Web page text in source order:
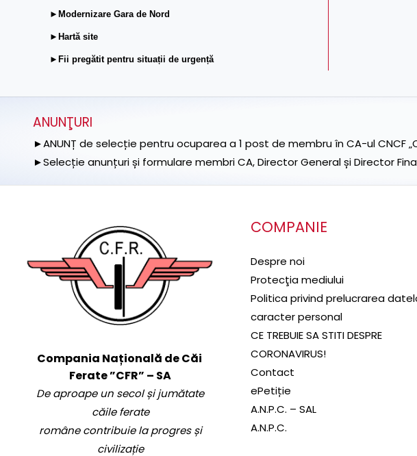
►Modernizare Gara de Nord
►Hartă site
►Fii pregătit pentru situații de urgență
ANUNŢURI
►ANUNȚ de selecție pentru ocuparea a 1 post de membru în CA-ul CNCF
►Selecție anunțuri și formulare membri CA, Director General și Director
Compania Națională de Căi
Ferate ”CFR” – SA
De aproape un secol și jumătate
căile ferate
române contribuie la progres și
civilizație
COMPANIE
Despre noi
Protecţia mediului
Politica privind prelucrarea
caracter personal
CE TREBUIE SA STITI DESPRE
CORONAVIRUS!
Contact
ePetiție
A.N.P.C. – SAL
A.N.P.C.